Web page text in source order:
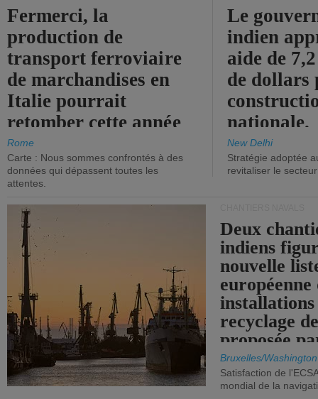
Fermerci, la
production de
transport ferroviaire
de marchandises en
Italie pourrait
retomber cette année
aux niveaux de 2015.
Rome
Carte : Nous sommes confrontés à des
données qui dépassent toutes les
attentes.
Le
indien
aide de
de dollars
nationale.
New Delhi
Stratégie adoptée
revitaliser le secteur
Deux
indiens
nouvelle
européenne
installations
recyclage
proposée
Bruxelles/Washington
Satisfaction de
mondial de la